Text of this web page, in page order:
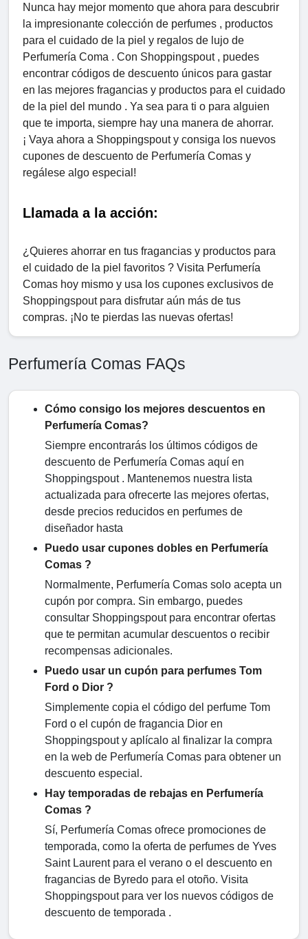
Nunca hay mejor momento que ahora para descubrir
la impresionante colección de perfumes , productos
para el cuidado de la piel y regalos de lujo de
Perfumería Coma . Con Shoppingspout , puedes
encontrar códigos de descuento únicos para gastar
en las mejores fragancias y productos para el cuidado
de la piel del mundo . Ya sea para ti o para alguien
que te importa, siempre hay una manera de ahorrar.
¡ Vaya ahora a Shoppingspout y consiga los nuevos
cupones de descuento de Perfumería Comas y
regálese algo especial!
Llamada a la acción:
¿Quieres ahorrar en tus fragancias y productos para
el cuidado de la piel favoritos ? Visita Perfumería
Comas hoy mismo y usa los cupones exclusivos de
Shoppingspout para disfrutar aún más de tus
compras. ¡No te pierdas las nuevas ofertas!
Perfumería Comas FAQs
Cómo consigo los mejores descuentos en
Perfumería Comas?
Siempre encontrarás los últimos códigos de
descuento de Perfumería Comas aquí en
Shoppingspout . Mantenemos nuestra lista
actualizada para ofrecerte las mejores ofertas,
desde precios reducidos en perfumes de
diseñador hasta
Puedo usar cupones dobles en Perfumería
Comas ?
Normalmente, Perfumería Comas solo acepta un
cupón por compra. Sin embargo, puedes
consultar Shoppingspout para encontrar ofertas
que te permitan acumular descuentos o recibir
recompensas adicionales.
Puedo usar un cupón para perfumes Tom
Ford o Dior ?
Simplemente copia el código del perfume Tom
Ford o el cupón de fragancia Dior en
Shoppingspout y aplícalo al finalizar la compra
en la web de Perfumería Comas para obtener un
descuento especial.
Hay temporadas de rebajas en Perfumería
Comas ?
Sí, Perfumería Comas ofrece promociones de
temporada, como la oferta de perfumes de Yves
Saint Laurent para el verano o el descuento en
fragancias de Byredo para el otoño. Visita
Shoppingspout para ver los nuevos códigos de
descuento de temporada .